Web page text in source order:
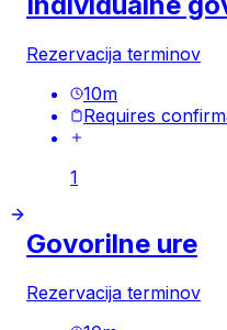
Rezervacija terminov
10m
Requires
1
Govorilne ure
Rezervacija terminov